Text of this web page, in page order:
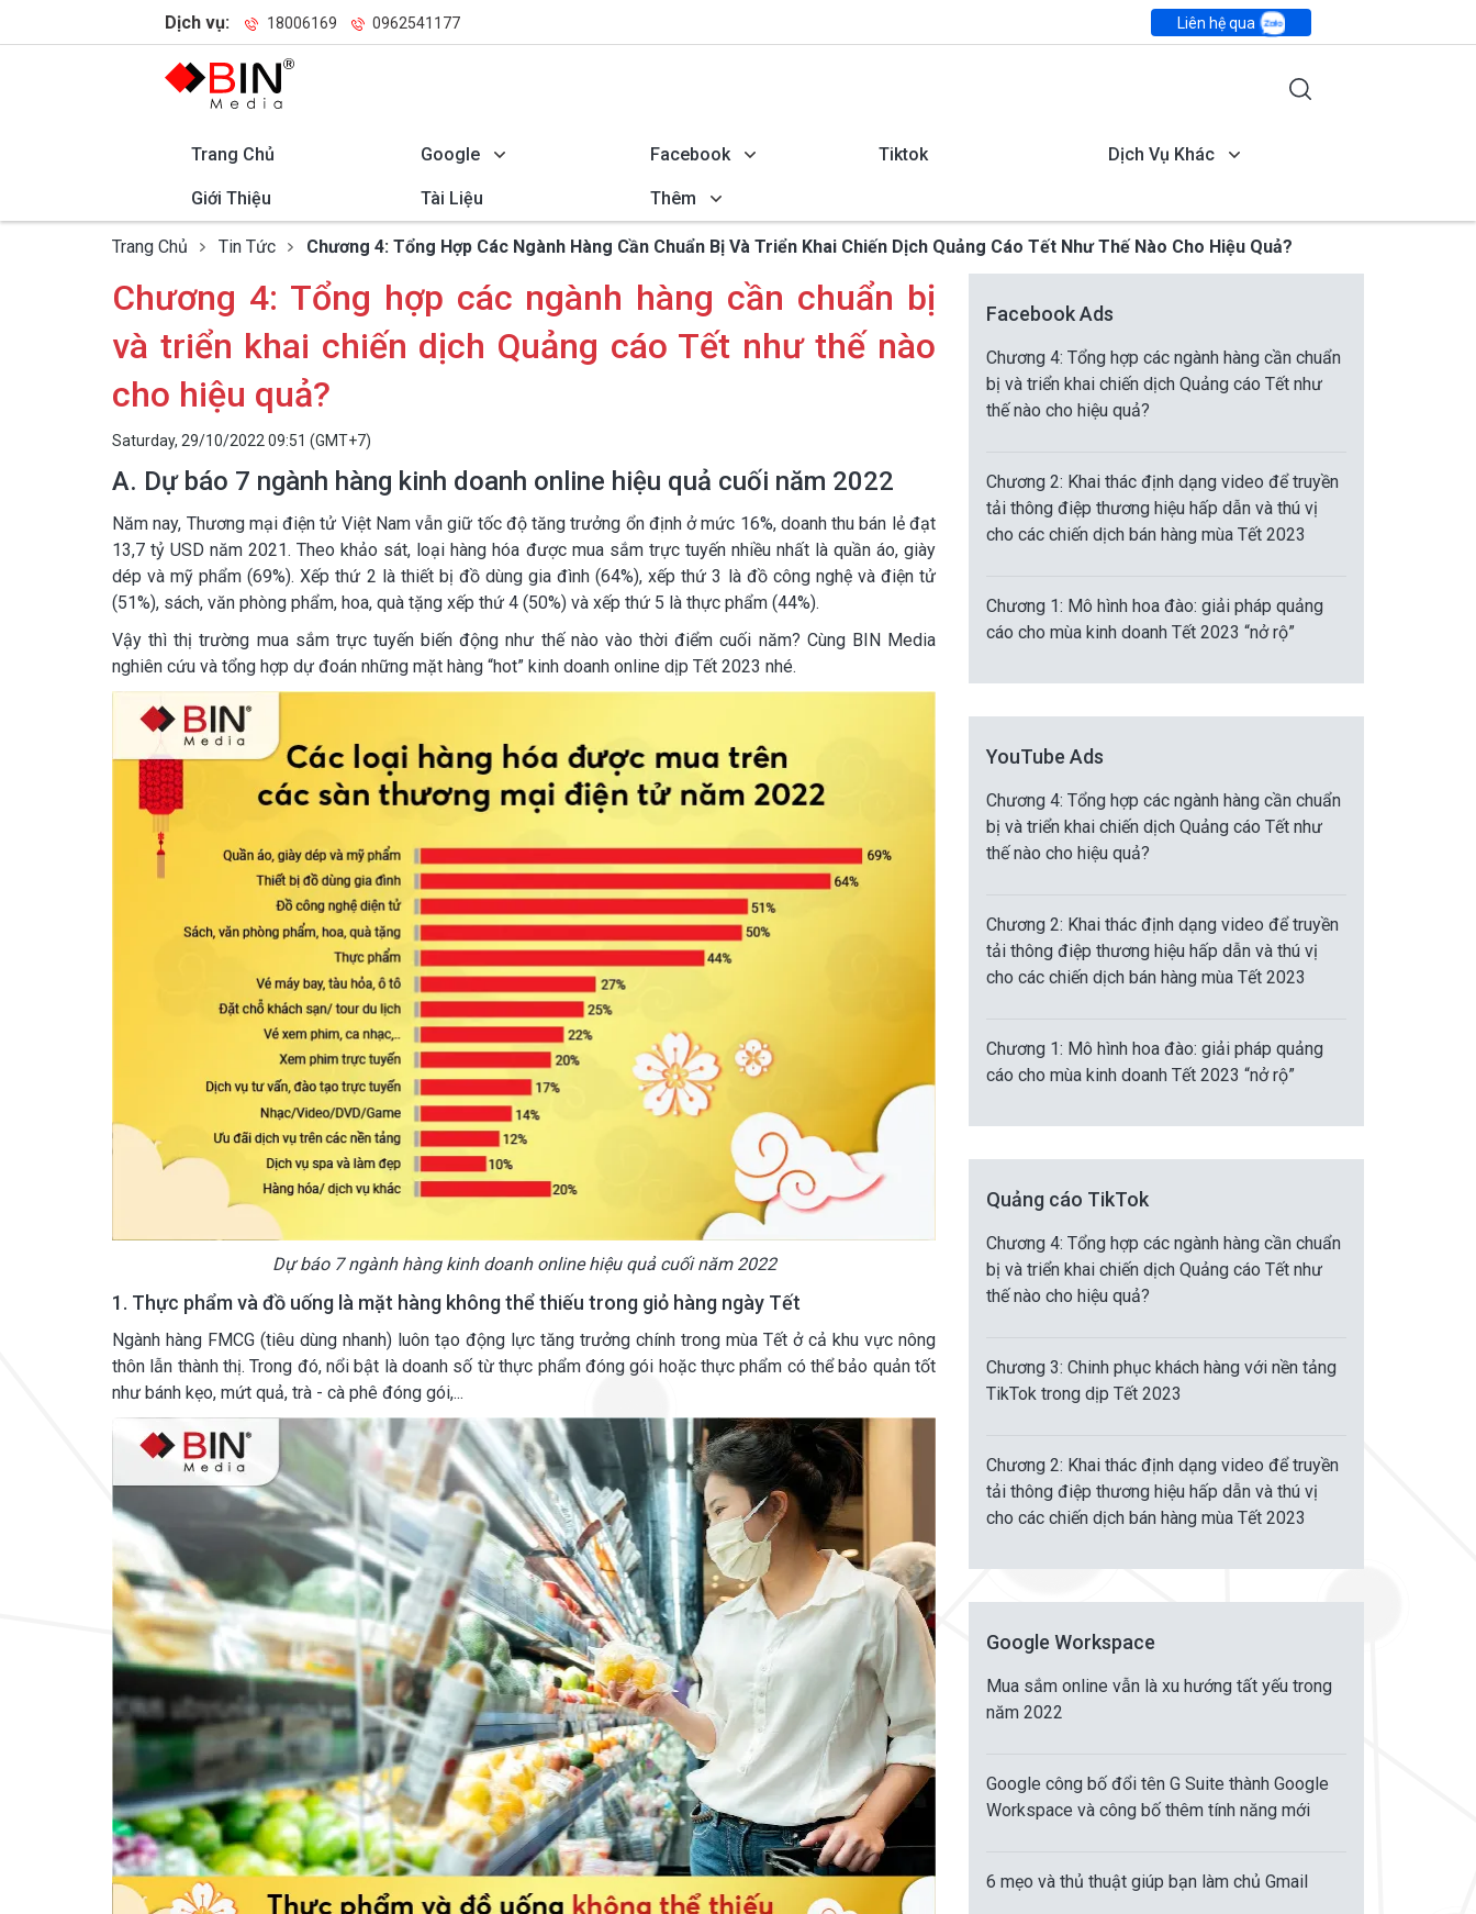
Dịch vụ: 18006169 0962541177 Liên hệ qua
Trang Chủ Google Facebook Tiktok Dịch Vụ Khác
Giới Thiệu Tài Liệu Thêm
Trang Chủ Tin Tức Chương 4: Tổng Hợp Các Ngành Hàng Cần Chuẩn Bị Và Triển Khai Chiến Dịch Quảng Cáo Tết Như Thế Nào Cho Hiệu Quả?
Chương 4: Tổng hợp các ngành hàng cần chuẩn bị
và triển khai chiến dịch Quảng cáo Tết như thế nào
cho hiệu quả?
Saturday, 29/10/2022 09:51 (GMT+7)
A. Dự báo 7 ngành hàng kinh doanh online hiệu quả cuối năm 2022
Năm nay, Thương mại điện tử Việt Nam vẫn giữ tốc độ tăng trưởng ổn định ở mức 16%, doanh thu bán lẻ đạt
13,7 tỷ USD năm 2021. Theo khảo sát, loại hàng hóa được mua sắm trực tuyến nhiều nhất là quần áo, giày
dép và mỹ phẩm (69%). Xếp thứ 2 là thiết bị đồ dùng gia đình (64%), xếp thứ 3 là đồ công nghệ và điện tử
(51%), sách, văn phòng phẩm, hoa, quà tặng xếp thứ 4 (50%) và xếp thứ 5 là thực phẩm (44%).
Vậy thì thị trường mua sắm trực tuyến biến động như thế nào vào thời điểm cuối năm? Cùng BIN Media
nghiên cứu và tổng hợp dự đoán những mặt hàng “hot” kinh doanh online dịp Tết 2023 nhé.
Dự báo 7 ngành hàng kinh doanh online hiệu quả cuối năm 2022
1. Thực phẩm và đồ uống là mặt hàng không thể thiếu trong giỏ hàng ngày Tết
Ngành hàng FMCG (tiêu dùng nhanh) luôn tạo động lực tăng trưởng chính trong mùa Tết ở cả khu vực nông
thôn lẫn thành thị. Trong đó, nổi bật là doanh số từ thực phẩm đóng gói hoặc thực phẩm có thể bảo quản tốt
như bánh kẹo, mứt quả, trà - cà phê đóng gói,...
Facebook Ads
Chương 4: Tổng hợp các ngành hàng cần chuẩn
bị và triển khai chiến dịch Quảng cáo Tết như
thế nào cho hiệu quả?
Chương 2: Khai thác định dạng video để truyền
tải thông điệp thương hiệu hấp dẫn và thú vị
cho các chiến dịch bán hàng mùa Tết 2023
Chương 1: Mô hình hoa đào: giải pháp quảng
cáo cho mùa kinh doanh Tết 2023 “nở rộ”
YouTube Ads
Chương 4: Tổng hợp các ngành hàng cần chuẩn
bị và triển khai chiến dịch Quảng cáo Tết như
thế nào cho hiệu quả?
Chương 2: Khai thác định dạng video để truyền
tải thông điệp thương hiệu hấp dẫn và thú vị
cho các chiến dịch bán hàng mùa Tết 2023
Chương 1: Mô hình hoa đào: giải pháp quảng
cáo cho mùa kinh doanh Tết 2023 “nở rộ”
Quảng cáo TikTok
Chương 4: Tổng hợp các ngành hàng cần chuẩn
bị và triển khai chiến dịch Quảng cáo Tết như
thế nào cho hiệu quả?
Chương 3: Chinh phục khách hàng với nền tảng
TikTok trong dịp Tết 2023
Chương 2: Khai thác định dạng video để truyền
tải thông điệp thương hiệu hấp dẫn và thú vị
cho các chiến dịch bán hàng mùa Tết 2023
Google Workspace
Mua sắm online vẫn là xu hướng tất yếu trong
năm 2022
Google công bố đổi tên G Suite thành Google
Workspace và công bố thêm tính năng mới
6 mẹo và thủ thuật giúp bạn làm chủ Gmail